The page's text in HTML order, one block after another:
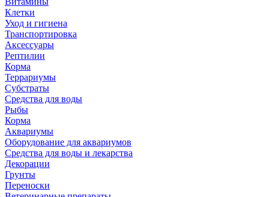
Клетки
Уход и гигиена
Транспортировка
Аксессуары
Рептилии
Корма
Террариумы
Субстраты
Средства для воды
Рыбы
Корма
Аквариумы
Оборудование для аквариумов
Средства для воды и лекарства
Декорации
Грунты
Переноски